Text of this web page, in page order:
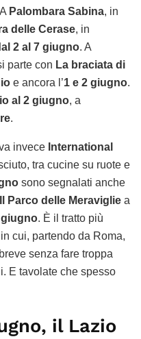
Palombara Sabina, in
delle Cerase, in
2 al 7 giugno. A
parte con La braciata di
e ancora l’1 e 2 giugno.
al 2 giugno, a
.
invece International
tra cucine su ruote e
sono segnalati anche
Il Parco delle Meraviglie a
. È il tratto più
cui, partendo da Roma,
senza fare troppa
E tavolate che spesso
il Lazio